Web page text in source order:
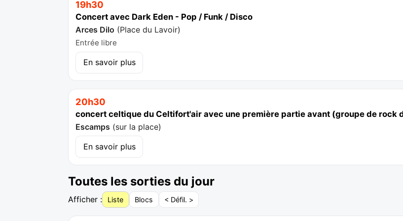
19h30
Concert avec Dark Eden - Pop / Funk / Disco
Arces Dilo (Place du Lavoir)
Entrée libre
En savoir plus
20h30
concert celtique du Celtifort'air avec une première partie avant (groupe de rock
Escamps (sur la place)
En savoir plus
Toutes les sorties du jour
Afficher : Liste Blocs < Défil. >